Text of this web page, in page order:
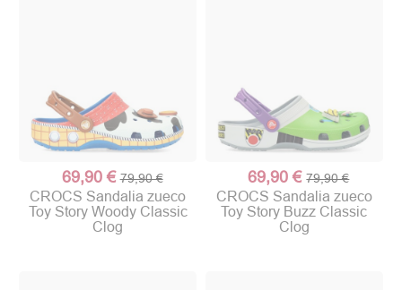
69,90 € 79,90 €
CROCS Sandalia zueco
Toy Story Woody Classic
Clog
69,90 € 79,90 €
CROCS Sandalia zueco
Toy Story Buzz Classic
Clog